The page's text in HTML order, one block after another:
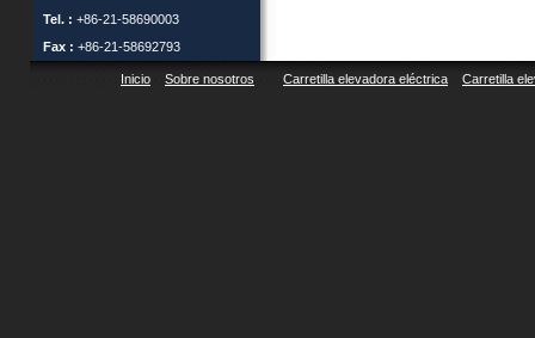
Tel. : +86-21-58690003
Fax : +86-21-58692793
Inicio Sobre nosotros Carretilla elevadora eléctrica Carretilla